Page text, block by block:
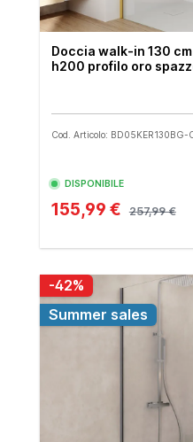
Doccia walk-in 130
h200 profilo oro
Cod. Articolo: BD05KER130BG-
DISPONIBILE
155,99 € 257,99 €
-42%
Summer sales